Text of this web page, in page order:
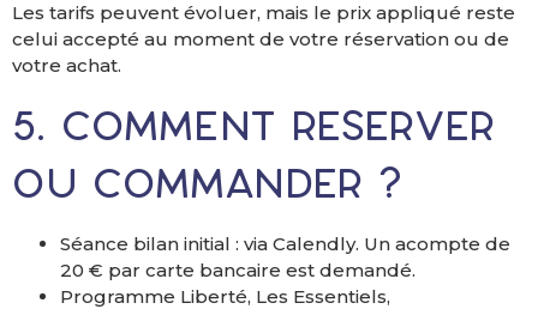
Les tarifs peuvent évoluer, mais le prix appliqué reste
celui accepté au moment de votre réservation ou de
votre achat.
5. Comment réserver
ou commander ?
Séance bilan initial : via Calendly. Un acompte de
20 € par carte bancaire est demandé.
Programme Liberté, Les Essentiels,